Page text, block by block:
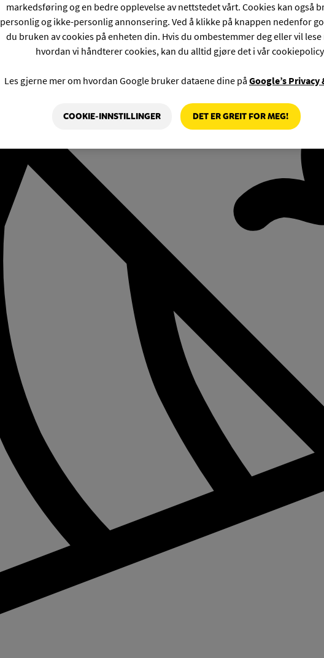
markedsføring og en bedre opplevelse av nettstedet vårt. Cookies kan også
personlig og ikke-personlig annonsering. Ved å klikke på knappen nedenfor
du bruken av cookies på enheten din. Hvis du ombestemmer deg eller vil lese
hvordan vi håndterer cookies, kan du alltid gjøre det i vår
Les gjerne mer om hvordan Google bruker dataene dine på Google’s Privacy
COOKIE-INNSTILLINGER DET ER GREIT FOR MEG!